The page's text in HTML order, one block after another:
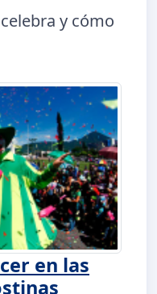
y cómo
en las